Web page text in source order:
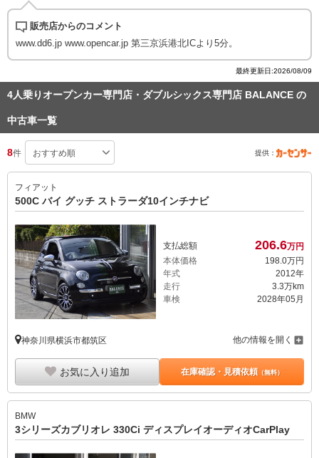
販売店からのコメント
www.dd6.jp www.opencar.jp 第三京浜港北ICより5分。
最終更新日:2026/08/09
4人乗りオープンカー専門店・ダブルシックス専門店 BALANCE の
中古車一覧
8件 提供：
フィアット
500C バイ グッチ ストラーダ10インチナビ
支払総額 206.6万円
本体価格
198. 0万円
年式
2012年
走行
3.3万km
車検
2028年05月
神奈川県横浜市都筑区 他の情報を開く
お気に入り追加 在庫確認・見積依頼（無料）
BMW
3シリーズカブリオレ 330Ci ディスプレイオーディオCarPlay